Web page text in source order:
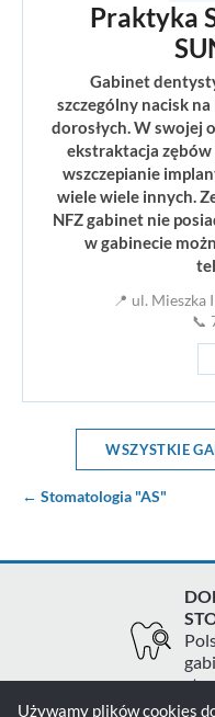
Praktyka
Gabinet
szczególny nacisk
dorosłych. W swojej
ekstraktacja zębów
wszczepianie
wiele wiele innych.
NFZ gabinet nie
w gabinecie
📍 ul. Mieszka
📞
WSZYSTKIE
← Stomatologia "AS"
Używamy plików cookies